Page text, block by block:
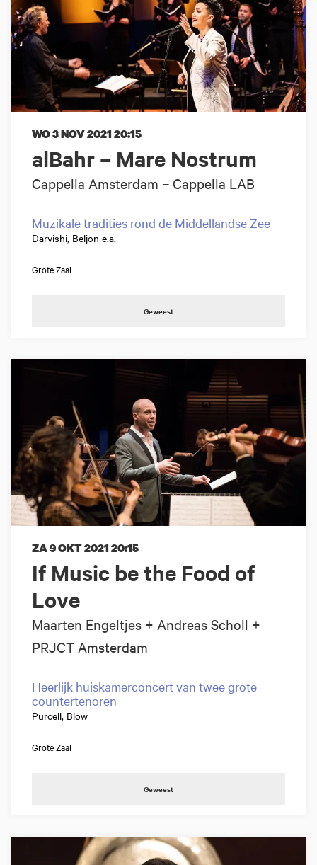
alBahr – Mare Nostrum
Cappella Amsterdam – Cappella LAB
WO 3 NOV 202120:15
Muzikale tradities rond de Middellandse Zee
Darvishi, Beljon e.a.
Grote Zaal
Geweest
If Music be the Food of
Love
Maarten Engeltjes + Andreas Scholl +
PRJCT Amsterdam
ZA 9 OKT 202120:15
Heerlijk huiskamerconcert van twee grote
countertenoren
Purcell, Blow
Grote Zaal
Geweest